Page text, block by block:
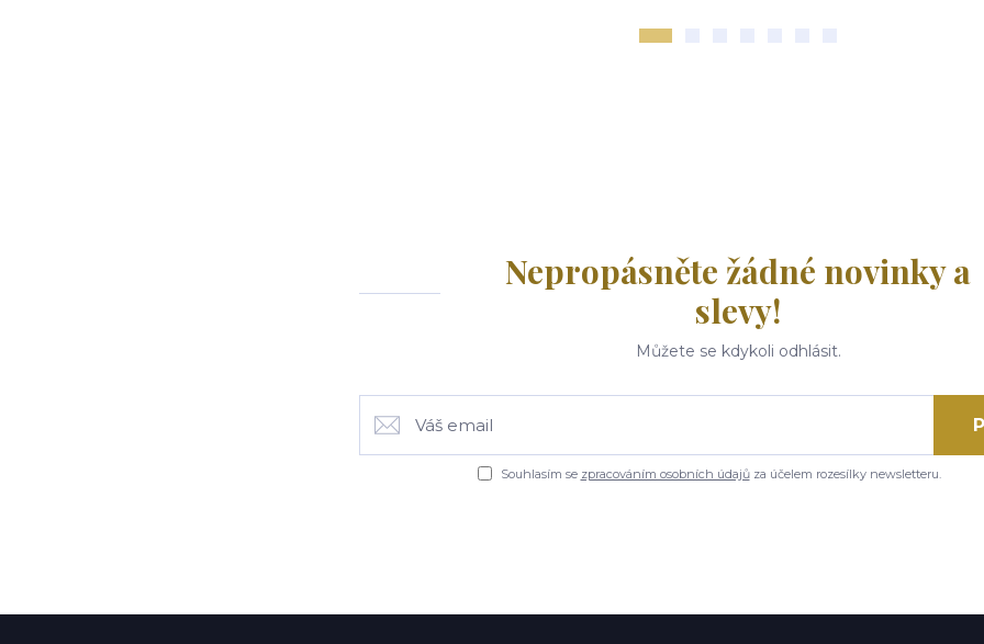
Nepropásněte žádné novinky a
slevy!
Můžete se kdykoli odhlásit.
Souhlasím se zpracováním osobních údajůza účelem rozesílky newsletteru.